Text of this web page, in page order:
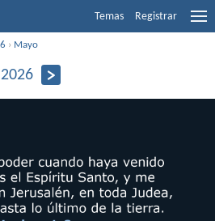
Temas Registrar
› Mayo